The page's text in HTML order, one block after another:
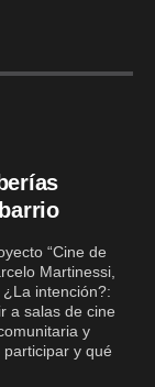
“Cine de
Martinessi,
intención?:
a salas de cine
y
y qué